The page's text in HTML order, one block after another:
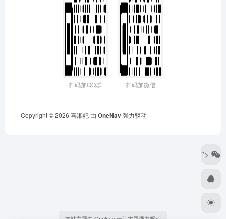
扫码加QQ群 扫码加微信
Copyright © 2026 喜湘妃 由 OneNav强力驱动
">